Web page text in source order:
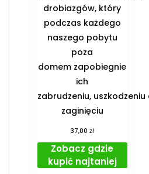
drobiazgów, który
podczas każdego
naszego pobytu
poza
domem zapobiegnie
ich
zabrudzeniu, uszkodzeniu
zaginięciu
37,00zł
Zobacz gdzie
kupić najtaniej